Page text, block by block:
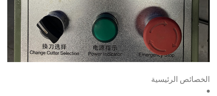
الخصائص الرئيسية